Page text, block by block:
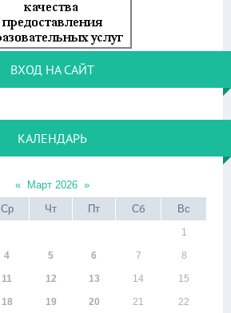
ВХОД НА САЙТ
КАЛЕНДАРЬ
« Март 2026 »
Ср Чт Пт Сб Вс
1
4 5 6 7 8
11 12 13 14 15
18 19 20 21 22